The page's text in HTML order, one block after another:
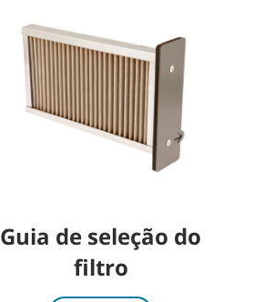
Guia de seleção do
filtro